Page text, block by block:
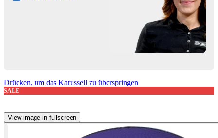
Drücken, um das Karussell zu überspringen
SALE
View image in fullscreen